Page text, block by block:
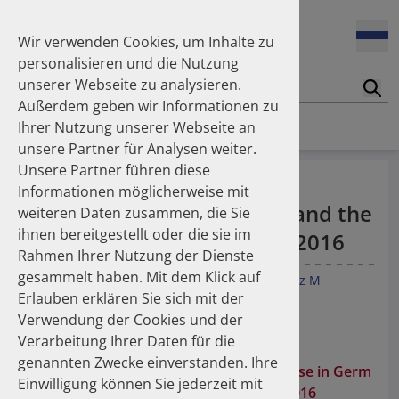
Homepage Publikationen
Feldt Sandra
Fischer Laura
Franzmann Alexandra
Freudewald Leonard G.
Friedland Kristina
Friis Robert
Ganso Matthias
Goebel Ralf
Götzinger Felix
Gradl Gabriele
Griese-Mammen Nina
Hadji Peyman
Haehling Stephan
Haidinger Gerald
Hansen Kerstin
Heinemann Axel
Heinemann Lutz
den Hausmüll?
17.04.2026
Das Potenzial des DAPI zur Unterstützung der
Apothekerkammern – Was ist das DAPI?
07.04.2026
Trends in use of antipsychotics in Germany 2014–2024: a
nationwide population-based study
25.11.2025
Increasing use of non-statin and combination lipid-
lowering therapies 2012–2025: a nationwide study
23.10.2025
Inhaler use and their carbon footprint in Germany: a 10-
year analysis (2013–2022)
Comparing outpatient oral
antibiotic use in Germany and the
Netherlands from 2012 to 2016
Gradl G Teichert M Kieble M Werning J Schulz M
Pharmacoepidemiol Drug Saf. 2018;1–12
doi:10.1002/pds.4643
Comparing outpatient oral antibiotic use in Germ
any and the Netherlands from 2012 to 2016
Wir verwenden Cookies, um Inhalte zu
personalisieren und die Nutzung
unserer Webseite zu analysieren.
Außerdem geben wir Informationen zu
Ihrer Nutzung unserer Webseite an
unsere Partner für Analysen weiter.
Unsere Partner führen diese
Informationen möglicherweise mit
weiteren Daten zusammen, die Sie
ihnen bereitgestellt oder die sie im
Rahmen Ihrer Nutzung der Dienste
gesammelt haben. Mit dem Klick auf
Erlauben erklären Sie sich mit der
Verwendung der Cookies und der
Verarbeitung Ihrer Daten für die
genannten Zwecke einverstanden. Ihre
Einwilligung können Sie jederzeit mit